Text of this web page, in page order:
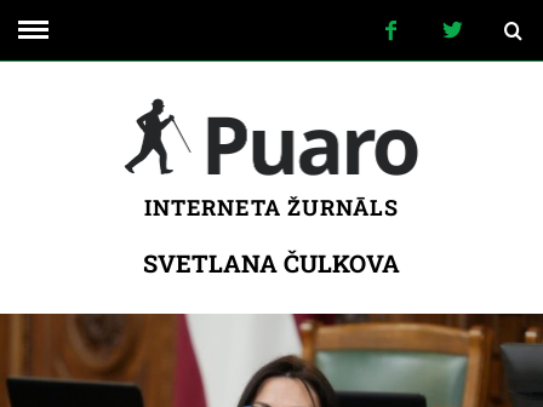
INTERNETA ŽURNĀLS
SVETLANA ČULKOVA